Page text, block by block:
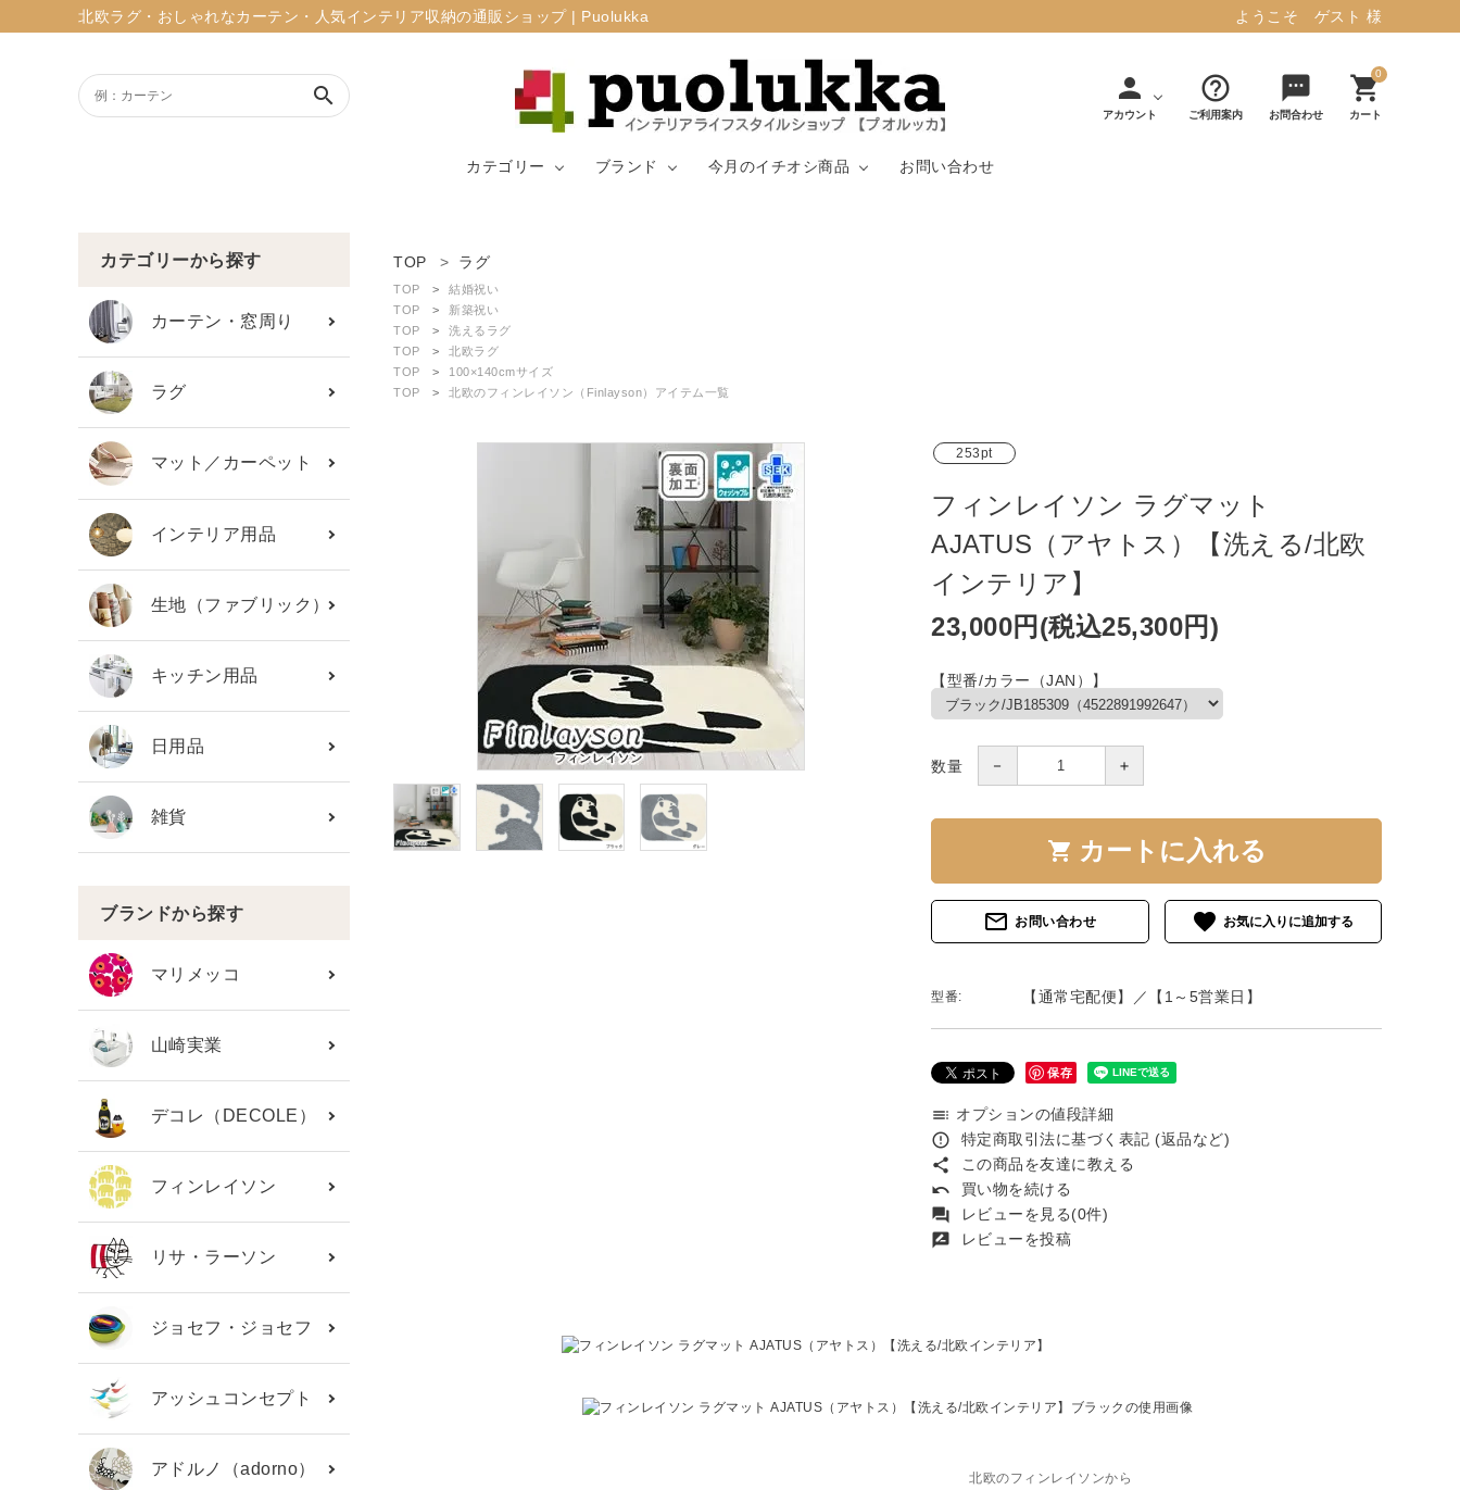
北欧ラグ・おしゃれなカーテン・人気インテリア収納の通販ショップ | Puolukka ようこそ ゲスト 様
search person
アカウント
help_outline
ご利用案内
sms
お問合わせ
0
shopping_cart
カート
カテゴリー
ック）
ブランド 今月のイチオシ商品 お問い合わせ
ようこそ ゲスト 様
ログイン person 新規会員登録
カテゴリーから探す
ブランド
ガイドライン
カテゴリーから探す
カーテン・窓周り
ラグ
マット／カーペット
インテリア用品
生地（ファブリック）
キッチン用品
日用品
雑貨
ブランドから探す
マリメッコ
山崎実業
デコレ（DECOLE）
フィンレイソン
リサ・ラーソン
ジョセフ・ジョセフ
アッシュコンセプト
アドルノ（adorno）
TOP ラグ
TOP
結婚祝い
TOP
新築祝い
TOP
洗えるラグ
TOP
北欧ラグ
TOP
100×140cmサイズ
TOP
北欧のフィンレイソン（Finlayson）アイテム一覧
253pt
フィンレイソン ラグマット
AJATUS（アヤトス）【洗える/北欧
インテリア】
23,000円(税込25,300円)
【型番/カラー（JAN）】
数量 － ＋
shopping_cart カートに入れる
mail_outline お問い合わせ favorite
型番: 【通常宅配便】／【1～5営業日】
保存
toc オプションの値段詳細
error_outline 特定商取引法に基づく表記 (返品など)
share この商品を友達に教える
undo 買い物を続ける
forum レビューを見る(0件)
rate_review レビューを投稿
北欧のフィンレイソンから